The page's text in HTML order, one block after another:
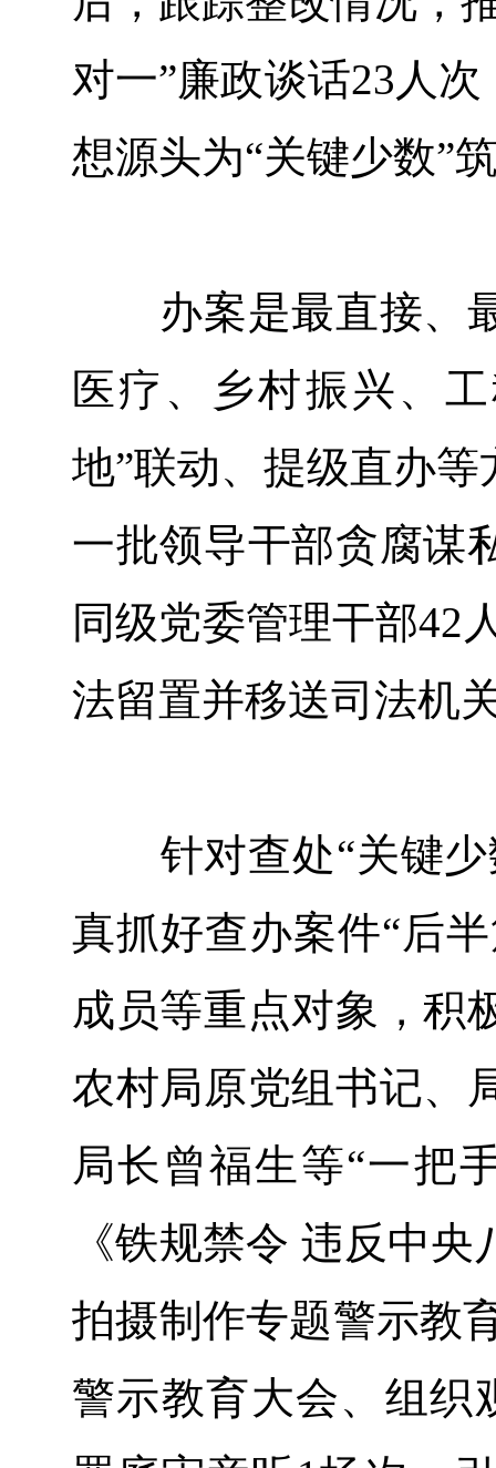
对一”廉政谈话23人
想源头为“关键少数”
办案是最直接、最
医疗、乡村振兴、
地”联动、提级直办
一批领导干部贪腐谋
同级党委管理干部42
法留置并移送司法机
针对查处“关键少
真抓好查办案件“后
成员等重点对象，积
农村局原党组书记、
局长曾福生等“一把
《铁规禁令 违反中
拍摄制作专题警示教
警示教育大会、组织